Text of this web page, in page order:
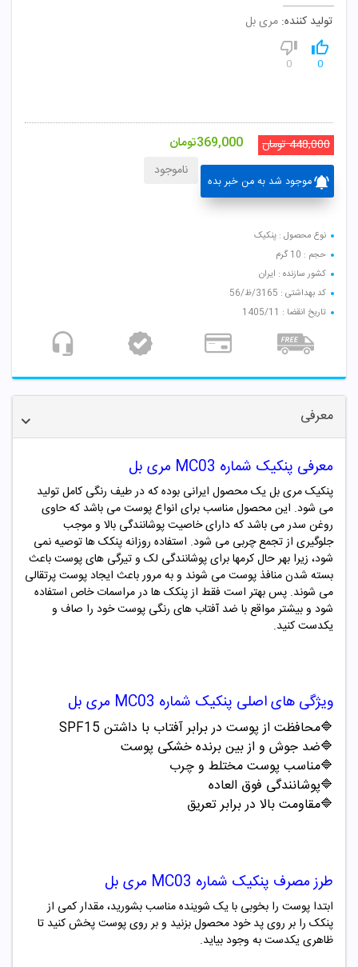
تولید کننده: مری بل
0
0
448,000تومان 369,000تومان
موجود شد به من خبر بده
ناموجود
نوع محصول : پنکیک
حجم : 10 گرم
کشور سازنده : ایران
کد بهداشتی : 3165/ظ/56
تاریخ انقضا : 1405/11
معرفی
معرفی پنکیک شماره MC03 مری بل
پنکیک مری بل یک محصول ایرانی بوده که در طیف رنگی کامل تولید
می شود. این محصول مناسب برای انواع پوست می باشد که حاوی
روغن سدر می باشد که دارای خاصیت پوشانندگی بالا و موجب
جلوگیری از تجمع چربی می شود. استفاده روزانه پنکک ها توصیه نمی
شود، زیرا بهر حال کرمها برای پوشانندگی لک و تیرگی های پوست باعث
بسته شدن منافذ پوست می شوند و به مرور باعث ایجاد پوست پرتقالی
می شوند. پس بهتر است فقط از پنکک ها در مراسمات خاص استفاده
شود و بیشتر مواقع با ضد آفتاب های رنگی پوست خود را صاف و
یکدست کنید.
ویژگی های اصلی پنکیک شماره MC03 مری بل
🔷محافظت از پوست در برابر آفتاب با داشتن SPF15
🔷ضد جوش و از بین برنده خشکی پوست
🔷مناسب پوست مختلط و چرب
🔷پوشانندگی فوق العاده
🔷مقاومت بالا در برابر تعریق
طرز مصرف پنکیک شماره MC03 مری بل
ابتدا پوست را بخوبی با یک شوینده مناسب بشورید، مقدار کمی از
پنکک را بر روی پد خود محصول بزنید و بر روی پوست پخش کنید تا
ظاهری یکدست به وجود بیاید.